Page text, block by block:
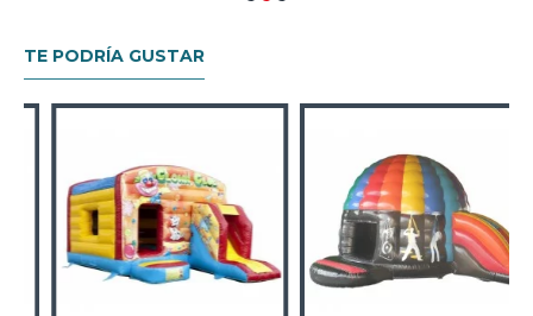
TE PODRÍA GUSTAR